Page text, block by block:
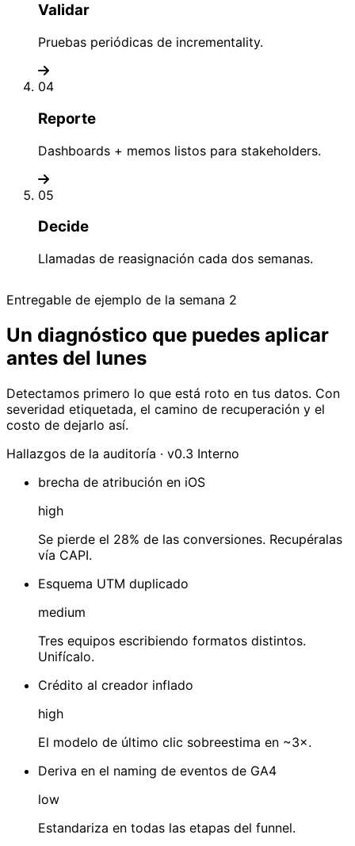
Validar
Pruebas periódicas de incrementality.
04
Reporte
Dashboards + memos listos para stakeholders.
05
Decide
Llamadas de reasignación cada dos semanas.
Entregable de ejemplo de la semana 2
Un diagnóstico que puedes aplicar
antes del lunes
Detectamos primero lo que está roto en tus datos. Con
severidad etiquetada, el camino de recuperación y el
costo de dejarlo así.
Hallazgos de la auditoría · v0.3 Interno
brecha de atribución en iOS
high
Se pierde el 28% de las conversiones. Recupéralas
vía CAPI.
Esquema UTM duplicado
medium
Tres equipos escribiendo formatos distintos.
Unifícalo.
Crédito al creador inflado
high
El modelo de último clic sobreestima en ~3×.
Deriva en el naming de eventos de GA4
low
Estandariza en todas las etapas del funnel.